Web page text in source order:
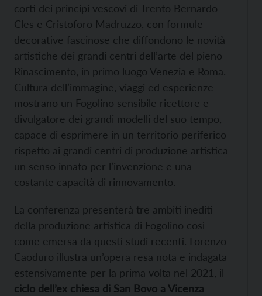
corti dei principi vescovi di Trento Bernardo
Cles e Cristoforo Madruzzo, con formule
decorative fascinose che diffondono le novità
artistiche dei grandi centri dell’arte del pieno
Rinascimento, in primo luogo Venezia e Roma.
Cultura dell’immagine, viaggi ed esperienze
mostrano un Fogolino sensibile ricettore e
divulgatore dei grandi modelli del suo tempo,
capace di esprimere in un territorio periferico
rispetto ai grandi centri di produzione artistica
un senso innato per l’invenzione e una
costante capacità di rinnovamento.
La conferenza presenterà tre ambiti inediti
della produzione artistica di Fogolino così
come emersa da questi studi recenti. Lorenzo
Caoduro illustra un’opera resa nota e indagata
estensivamente per la prima volta nel 2021, il
ciclo dell’ex chiesa di San Bovo a Vicenza